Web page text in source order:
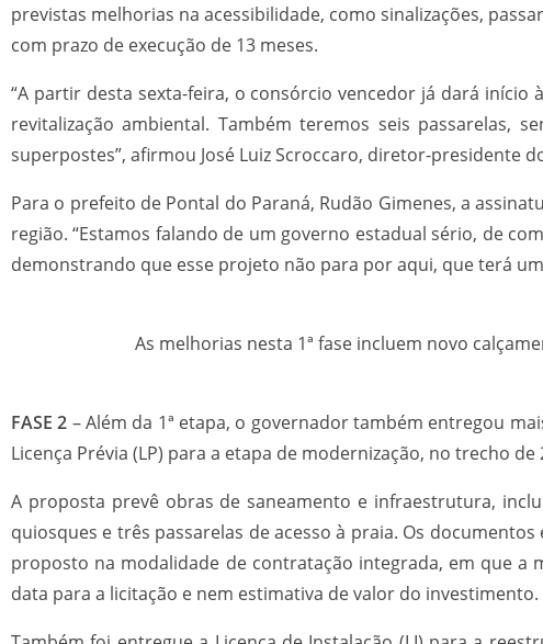
previstas melhorias na acessibilidade, como sinalizações,
com prazo de execução de 13 meses.
“A partir desta sexta-feira, o consórcio vencedor já dará início
revitalização ambiental. Também teremos seis passarelas,
superpostes”, afirmou José Luiz Scroccaro, diretor-presidente
Para o prefeito de Pontal do Paraná, Rudão Gimenes, a
região. “Estamos falando de um governo estadual sério, de
demonstrando que esse projeto não para por aqui, que terá
As melhorias nesta 1ª fase incluem novo
FASE 2 – Além da 1ª etapa, o governador também entregou
Licença Prévia (LP) para a etapa de modernização, no trecho
A proposta prevê obras de saneamento e infraestrutura,
quiosques e três passarelas de acesso à praia. Os
proposto na modalidade de contratação integrada, em que a
data para a licitação e nem estimativa de valor do investimento.